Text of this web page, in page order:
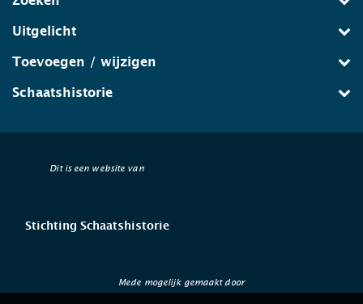
Uitgelicht
Toevoegen / wijzigen
Schaatshistorie
Dit is een website van
Stichting Schaatshistorie
Mede mogelijk gemaakt door